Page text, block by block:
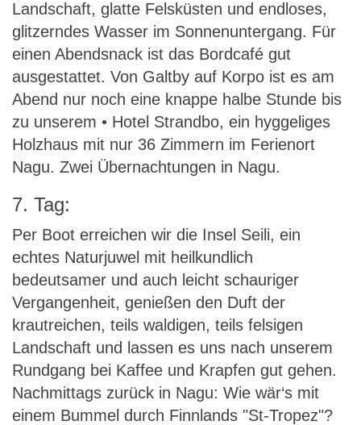
Landschaft, glatte Felsküsten und endloses,
glitzerndes Wasser im Sonnenuntergang. Für
einen Abendsnack ist das Bordcafé gut
ausgestattet. Von Galtby auf Korpo ist es am
Abend nur noch eine knappe halbe Stunde bis
zu unserem • Hotel Strandbo, ein hyggeliges
Holzhaus mit nur 36 Zimmern im Ferienort
Nagu. Zwei Übernachtungen in Nagu.
7. Tag:
Per Boot erreichen wir die Insel Seili, ein
echtes Naturjuwel mit heilkundlich
bedeutsamer und auch leicht schauriger
Vergangenheit, genießen den Duft der
krautreichen, teils waldigen, teils felsigen
Landschaft und lassen es uns nach unserem
Rundgang bei Kaffee und Krapfen gut gehen.
Nachmittags zurück in Nagu: Wie wär‘s mit
einem Bummel durch Finnlands "St-Tropez"?